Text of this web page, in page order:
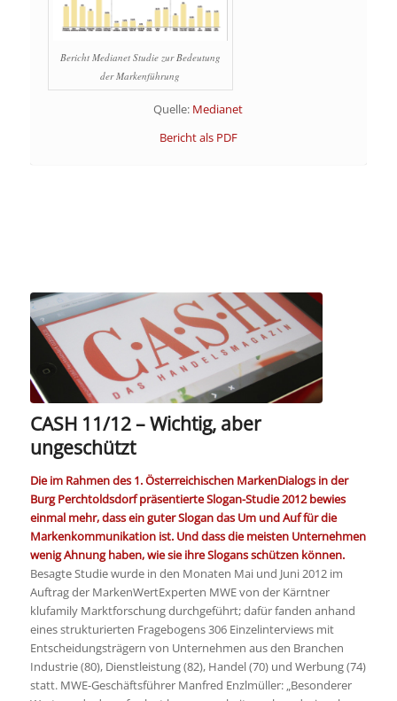
Bericht Medianet Studie zur Bedeutung
der Markenführung
Quelle: Medianet
Bericht als PDF
CASH 11/12 – Wichtig, aber
ungeschützt
Die im Rahmen des 1. Österreichischen MarkenDialogs in der
Burg Perchtoldsdorf präsentierte Slogan-Studie 2012 bewies
einmal mehr, dass ein guter Slogan das Um und Auf für die
Markenkommunikation ist. Und dass die meisten Unternehmen
wenig Ahnung haben, wie sie ihre Slogans schützen können.
Besagte Studie wurde in den Monaten Mai und Juni 2012 im
Auftrag der MarkenWertExperten MWE von der Kärntner
klufamily Marktforschung durchgeführt; dafür fanden anhand
eines strukturierten Fragebogens 306 Einzelinterviews mit
Entscheidungsträgern von Unternehmen aus den Branchen
Industrie (80), Dienstleistung (82), Handel (70) und Werbung (74)
statt. MWE-Geschäftsführer Manfred Enzlmüller: „Besonderer